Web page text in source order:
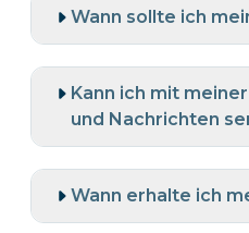
Wann sollte ich
Kann ich mit
und Nachrichten
Wann erhalte ich